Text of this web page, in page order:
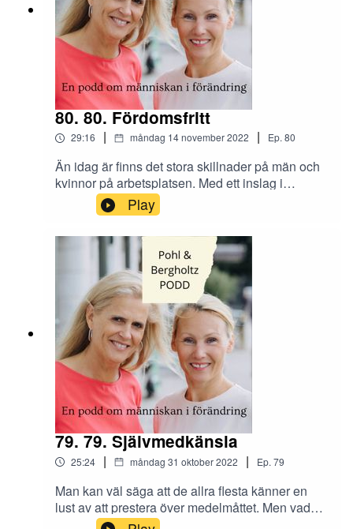
80. 80. Fördomsfritt
29:16 | måndag 14 november 2022 | Ep.80
Än idag är finns det stora skillnader på män och
kvinnor på arbetsplatsen. Med ett inslag i
avsnittet av Caroline Farberger öppnas en
diskussion om hur man blir bemött som kvinna vs
man. Varför är vi i så många fall kvar i en kultur
där kvinnorna blir behandlade lägre än männen?
Hur blir du bemött och respekterad som kvinna
respektive man på din arbetsplats? Skriv till oss
på Instagram @tranahjarnan och
@insightcompetence så tar vi upp det i nästa
avsnitt!
Play
79. 79. Självmedkänsla
25:24 | måndag 31 oktober 2022 | Ep. 79
Man kan väl säga att de allra flesta känner en
lust av att prestera över medelmåttet. Men vad
blir konsekvensen om man misslyckas när man